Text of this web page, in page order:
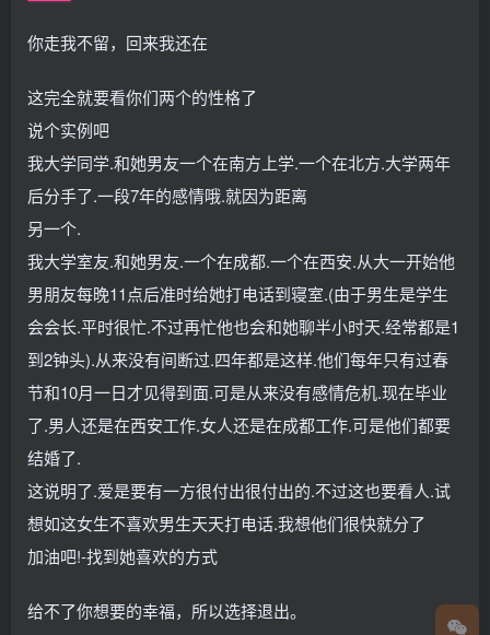
你走我不留，回来我还在
这完全就要看你们两个的性格了
说个实例吧
我大学同学.和她男友一个在南方上学.一个在北方.大学两年
后分手了.一段7年的感情哦.就因为距离
另一个.
我大学室友.和她男友.一个在成都.一个在西安.从大一开始他
男朋友每晚11点后准时给她打电话到寝室.(由于男生是学生
会会长.平时很忙.不过再忙他也会和她聊半小时天.经常都是1
到2钟头).从来没有间断过.四年都是这样.他们每年只有过春
节和10月一日才见得到面.可是从来没有感情危机.现在毕业
了.男人还是在西安工作.女人还是在成都工作.可是他们都要
结婚了.
这说明了.爱是要有一方很付出很付出的.不过这也要看人.试
想如这女生不喜欢男生天天打电话.我想他们很快就分了
加油吧!-找到她喜欢的方式
给不了你想要的幸福，所以选择退出。